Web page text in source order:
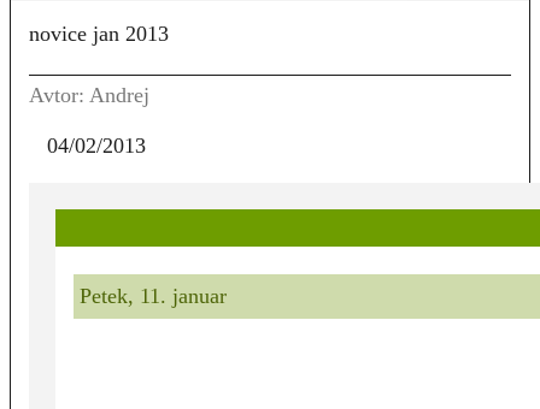
novice jan 2013
Avtor: Andrej
04/02/2013
Petek, 11. januar